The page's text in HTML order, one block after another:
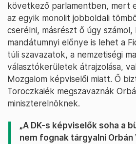
következő parlamentben, mert
az egyik monolit jobboldali
cserélni, másrészt ő úgy számol,
mandátumnyi előnye is lehet a
túli szavazatok, a nemzetiségi
választókerületek átrajzolása,
Mozgalom képviselői miatt. Ő
Toroczkaiék megszavaznák
miniszterelnöknek.
„A DK-s képviselők soha a
nem fognak tárgyalni